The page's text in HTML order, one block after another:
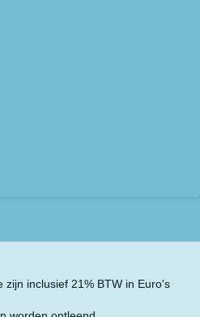
zijn inclusief 21% BTW in Euro's